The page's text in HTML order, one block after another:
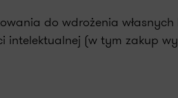
do wdrożenia
intelektualnej (w tym zakup